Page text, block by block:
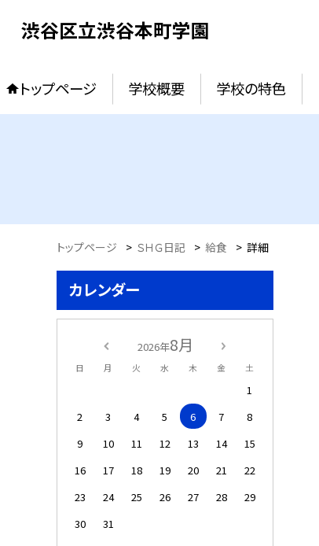
渋谷区立渋谷本町学園
トップページ 学校概要 学校の特色
トップページ > ＳＨＧ日記 > 給食 > 詳細
カレンダー
2026年8月
日 月 火 水 木 金 土
1
2
3 4 5 6 7
8
9
10 11 12 13 14
15
16
17 18 19 20 21
22
23
24 25 26 27 28
29
30
31